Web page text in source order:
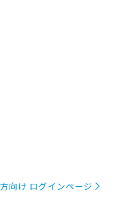
向け ログインページ